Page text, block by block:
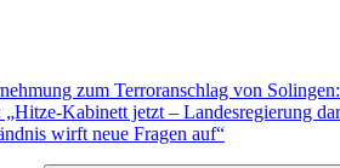
zum Terroranschlag von
Kabinett jetzt – Landesregierung
wirft neue Fragen auf“